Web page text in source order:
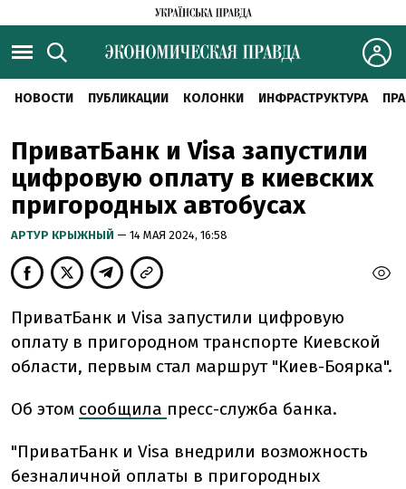
НОВОСТИ ПУБЛИКАЦИИ КОЛОНКИ ИНФРАСТРУКТУРА
ПриватБанк и Visa запустили
цифровую оплату в киевских
пригородных автобусах
АРТУР КРЫЖНЫЙ — 14 МАЯ 2024, 16:58
ПриватБанк и Visa запустили цифровую
оплату в пригородном транспорте Киевской
области, первым стал маршрут "Киев-Боярка".
Об этом сообщила пресс-служба банка.
"ПриватБанк и Visa внедрили возможность
безналичной оплаты в пригородных